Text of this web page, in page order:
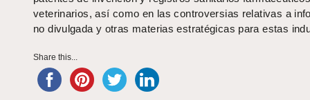
veterinarios, así como en las controversias relativas a
no divulgada y otras materias estratégicas para estas
Share this...